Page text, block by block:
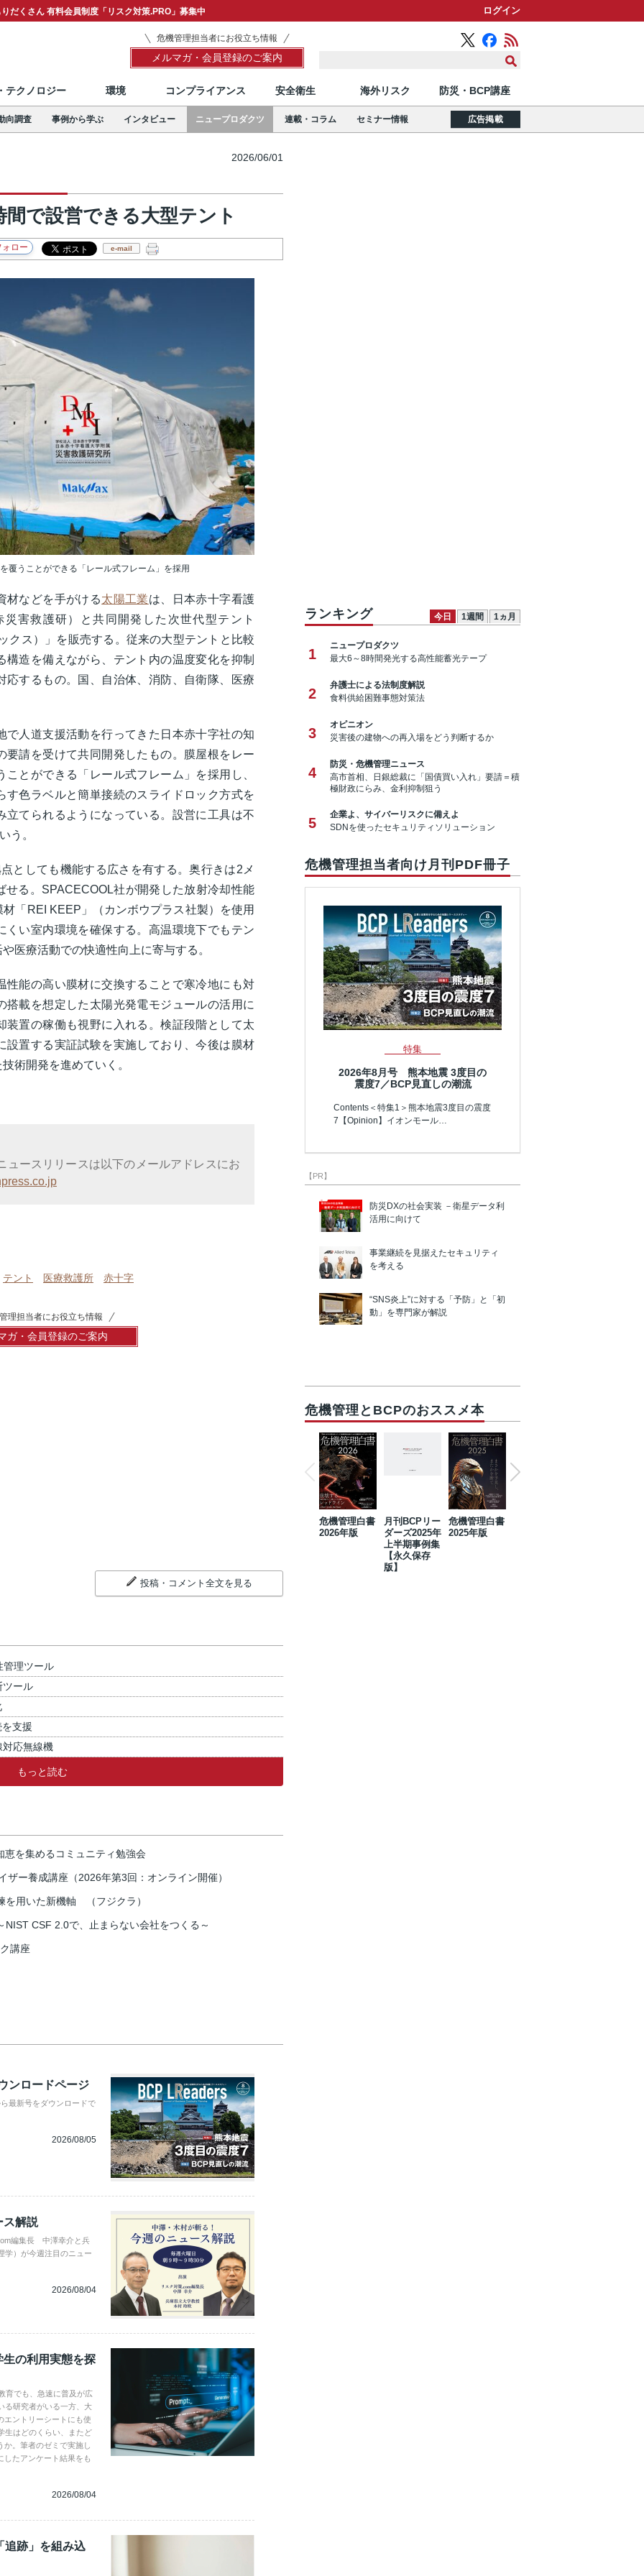
だくさん 有料会員制度「リスク対策.PRO」募集中 ログイン
危機管理担当者にお役立ち情報
メルマガ・会員登録のご案内
テクノロジー 環境 コンプライアンス 安全衛生 海外リスク 防災・BCP講座
向調査 事例から学ぶ インタビュー ニュープロダクツ 連載・コラム セミナー情報 広告掲載
2026/06/01
で設営できる大型テント
e-mail
覆うことができる「レール式フレーム」を採用
材などを手がける太陽工業は、日本赤十字看護
害救護研）と共同開発した次世代型テント
クス）」を販売する。従来の大型テントと比較
構造を備えながら、テント内の温度変化を抑制
応するもの。国、自治体、消防、自衛隊、医療
で人道支援活動を行ってきた日本赤十字社の知
要請を受けて共同開発したもの。膜屋根をレー
とができる「レール式フレーム」を採用し、
す色ラベルと簡単接続のスライドロック方式を
立てられるようになっている。設営に工具は不
う。
としても機能する広さを有する。奥行きは2メ
せる。SPACECOOL社が開発した放射冷却性能
「REI KEEP」（カンボウプラス社製）を使用
くい室内環境を確保する。高温環境下でもテン
医療活動での快適性向上に寄与する。
性能の高い膜材に交換することで寒冷地にも対
搭載を想定した太陽光発電モジュールの活用に
装置の稼働も視野に入れる。検証段階として太
設置する実証試験を実施しており、今後は膜材
術開発を進めていく。
ュースリリースは以下のメールアドレスにお
テント 医療救護所 赤十字
理担当者にお役立ち情報
ガ・会員登録のご案内
投稿・コメント全文を見る
管理ツール
ツール
支援
対応無線機
もっと読む
恵を集めるコミュニティ勉強会
ザー養成講座（2026年第3回：オンライン開催）
を用いた新機軸 （フジクラ）
CSF 2.0で、止まらない会社をつくる～
講座
ンロードページ
最新号をダウンロードで
2026/08/05
ス解説
編集長 中澤幸介と兵
）が今週注目のニュー
2026/08/04
の利用実態を探
育でも、急速に普及が広
る研究者がいる一方、大
エントリーシートにも使
生はどのくらい、またど
か。筆者のゼミで実施し
したアンケート結果をも
2026/08/04
跡」を組み込
ランキング 今日 1週間 1ヵ月
1
ニュープロダクツ
最大6～8時間発光する高性能蓄光テープ
2
弁護士による法制度解説
食料供給困難事態対策法
3
オピニオン
災害後の建物への再入場をどう判断するか
4
防災・危機管理ニュース
高市首相、日銀総裁に「国債買い入れ」要請＝積
極財政にらみ、金利抑制狙う
5
企業よ、サイバーリスクに備えよ
SDNを使ったセキュリティソリューション
危機管理担当者向け月刊PDF冊子
特集
2026年8月号 熊本地震 3度目の
震度7／BCP見直しの潮流
Contents＜特集1＞熊本地震3度目の震度
7【Opinion】イオンモール…
【PR】
防災DXの社会実装 －衛星データ利
活用に向けて
事業継続を見据えたセキュリティ
を考える
“SNS炎上”に対する「予防」と「初
動」を専門家が解説
危機管理とBCPのおススメ本
危機管理白書
2026年版
月刊BCPリー
ダーズ2025年
上半期事例集
【永久保存
版】
危機管理白書
2025年版